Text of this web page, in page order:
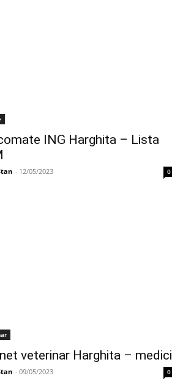
ING Harghita – Lista
- 12/05/2023 0
veterinar Harghita – medici
- 09/05/2023 0